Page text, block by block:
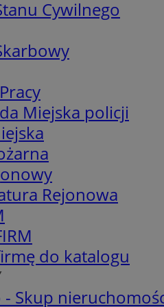
Cywilnego
Miejska policji
Rejonowa
do katalogu
- Skup